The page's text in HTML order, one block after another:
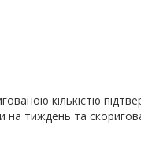
кількістю
на тиждень та